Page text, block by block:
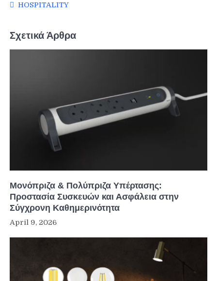
HOSPITALITY
Σχετικά Άρθρα
Μονόπριζα & Πολύπριζα Υπέρτασης:
Προστασία Συσκευών και Ασφάλεια στην
Σύγχρονη Καθημερινότητα
April 9, 2026